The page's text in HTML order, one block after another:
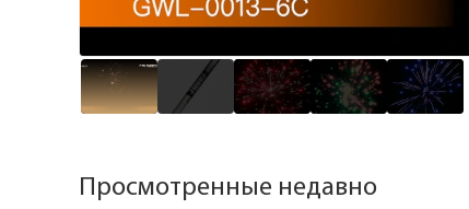
Просмотренные недавно